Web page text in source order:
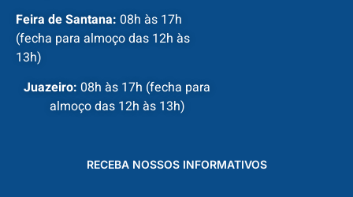
Feira de Santana: 08h às 17h
(fecha para almoço das 12h às
13h)
Juazeiro: 08h às 17h (fecha para
almoço das 12h às 13h)
RECEBA NOSSOS INFORMATIVOS